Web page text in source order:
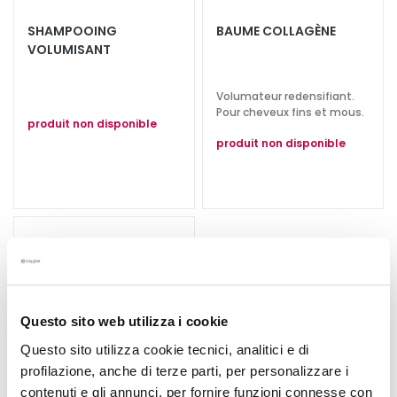
Questo sito web utilizza i cookie
Questo sito utilizza cookie tecnici, analitici e di
profilazione, anche di terze parti, per personalizzare i
contenuti e gli annunci, per fornire funzioni connesse con
e
m
t
f
i
u
e
s
SHAMPOOING
VOLUMISANT
produit non disponible
BAUME COLLAGÈNE
Volumateur redensifiant.
Pour cheveux fins et mous.
produit non disponible